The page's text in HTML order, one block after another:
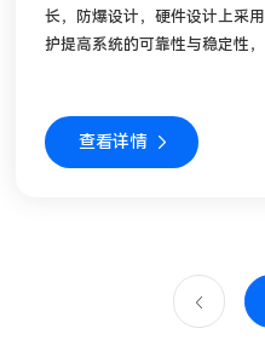
长，防爆设计，硬件设计上采
护提高系统的可靠性与稳定性
场发现与自组网，并且内置南
统一安全传输协议上报到智能
查看详情